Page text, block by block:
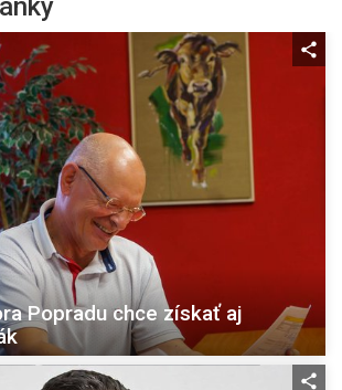
Popradu chce získať aj